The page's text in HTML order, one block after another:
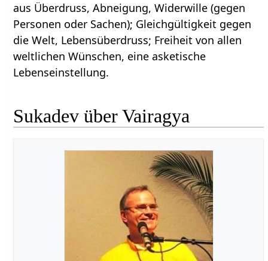
aus Überdruss, Abneigung, Widerwille (gegen
Personen oder Sachen); Gleichgültigkeit gegen
die Welt, Lebensüberdruss; Freiheit von allen
weltlichen Wünschen, eine asketische
Lebenseinstellung.
Sukadev über Vairagya